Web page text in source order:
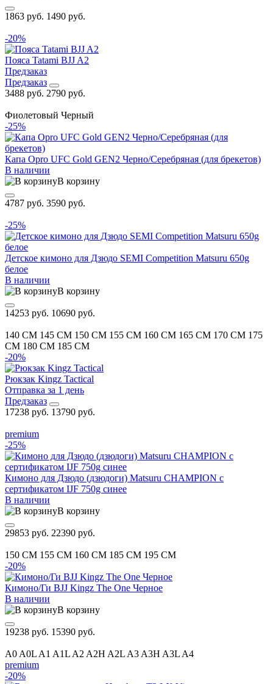
1863 руб. 1490 руб.
-20%
Пояса Tatami BJJ A2
Предзаказ
Предзаказ
3488 руб. 2790 руб.
Фиолетовый Черный
-25%
Капа Opro UFC Gold GEN2 Черно/Серебряная (для брекетов)
В наличии
В корзину
4787 руб. 3590 руб.
-25%
Детское кимоно для Дзюдо SEMI Competition Matsuru 650g
белое
В наличии
В корзину
14253 руб. 10690 руб.
140 CM 145 CM 150 CM 155 CM 160 CM 165 CM 170 CM 175
CM 180 CM 185 CM
-20%
Рюкзак Kingz Tactical
Отправка за 1 день
Предзаказ
17238 руб. 13790 руб.
premium
-25%
Кимоно для Дзюдо (дзюдоги) Matsuru CHAMPION с
сертификатом IJF 750g синее
В наличии
В корзину
29853 руб. 22390 руб.
150 CM 155 CM 160 CM 185 CM 195 CM
-20%
Кимоно/Ги BJJ Kingz The One Черное
В наличии
В корзину
19238 руб. 15390 руб.
A0 A0L A1 A1L A2 A2H A2L A3 A3H A3L A4
premium
-20%